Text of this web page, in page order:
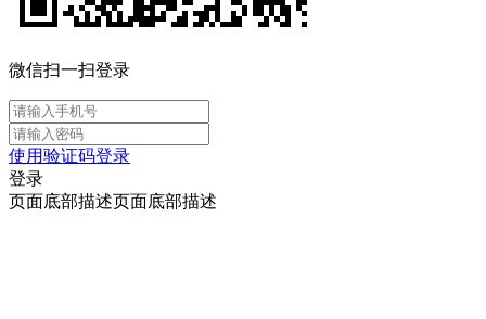
微信扫一扫登录
使用验证码登录
登录
页面底部描述页面底部描述